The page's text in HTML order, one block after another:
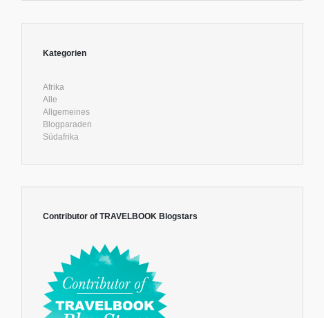
Kategorien
Afrika
Alle
Allgemeines
Blogparaden
Südafrika
Contributor of TRAVELBOOK Blogstars